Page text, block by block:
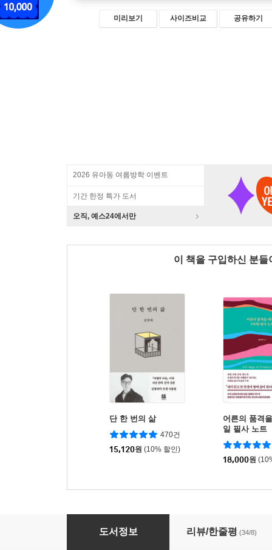
미리보기 사이즈비교 공유하기
2026 유아동 여름방학 이벤트
기간 한정 특가 도서
오직, 예스24에서만
이 책을 구입하신 분
단 한 번의 삶
470건
15,120원 (10% 할인)
어른의 품격
일 필사 노트
18,000원
키친 가든 앤 라이프
도서정보 리뷰/한줄평 (34/8)